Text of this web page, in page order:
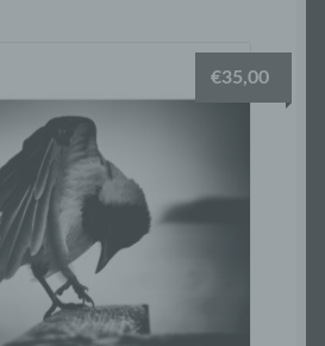
€35,00